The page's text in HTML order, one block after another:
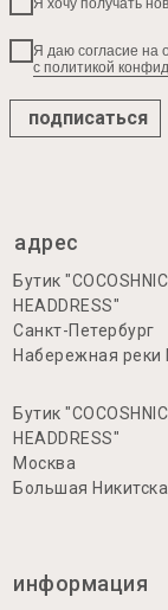
адрес
информация
Бутик
HEADDRESS"
Санкт-Петербург
Набережная реки
Бутик
HEADDRESS"
Москва
Большая
Я хочу получать
Я даю согласие на
с политикой
подписаться